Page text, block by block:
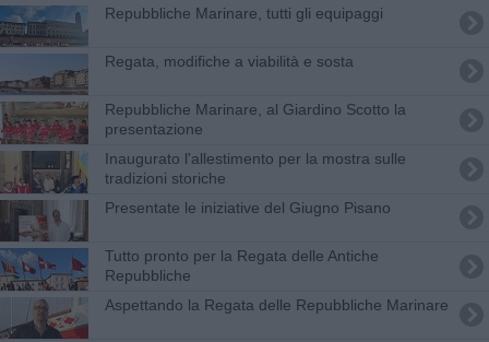
Repubbliche Marinare, tutti gli equipaggi
Regata, modifiche a viabilità e sosta
Repubbliche Marinare, al Giardino Scotto la
presentazione
Inaugurato l'allestimento per la mostra sulle
tradizioni storiche
Presentate le iniziative del Giugno Pisano
Tutto pronto per la Regata delle Antiche
Repubbliche
Aspettando la Regata delle Repubbliche Marinare